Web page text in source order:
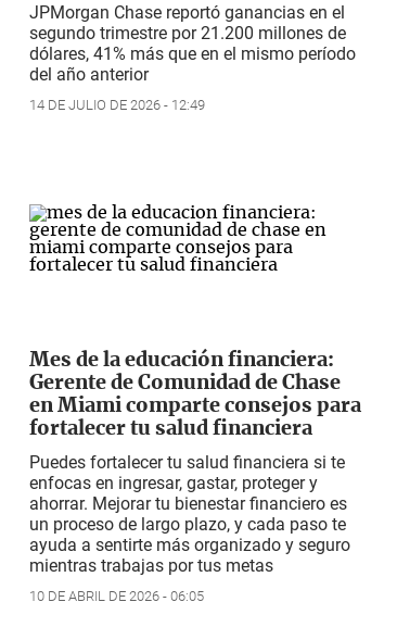
JPMorgan Chase reportó ganancias en el
segundo trimestre por 21.200 millones de
dólares, 41% más que en el mismo período
del año anterior
14 DE JULIO DE 2026 - 12:49
Mes de la educación financiera:
Gerente de Comunidad de Chase
en Miami comparte consejos para
fortalecer tu salud financiera
Puedes fortalecer tu salud financiera si te
enfocas en ingresar, gastar, proteger y
ahorrar. Mejorar tu bienestar financiero es
un proceso de largo plazo, y cada paso te
ayuda a sentirte más organizado y seguro
mientras trabajas por tus metas
10 DE ABRIL DE 2026 - 06:05